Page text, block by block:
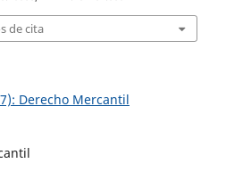
de cita
Derecho Mercantil